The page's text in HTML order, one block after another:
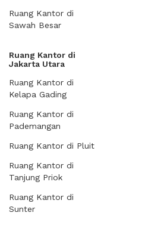
Ruang Kantor di
Sawah Besar
Ruang Kantor di
Jakarta Utara
Ruang Kantor di
Kelapa Gading
Ruang Kantor di
Pademangan
Ruang Kantor di Pluit
Ruang Kantor di
Tanjung Priok
Ruang Kantor di
Sunter